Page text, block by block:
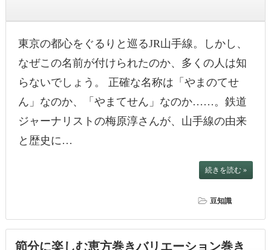
東京の都心をぐるりと巡るJR山手線。しかし、
なぜこの名前が付けられたのか、多くの人は知
らないでしょう。 正確な名称は「やまのてせ
ん」なのか、「やまてせん」なのか……。鉄道
ジャーナリストの梅原淳さんが、山手線の由来
と歴史に…
続きを読む »
豆知識
節分に楽しむ恵方巻きバリエーション巻き